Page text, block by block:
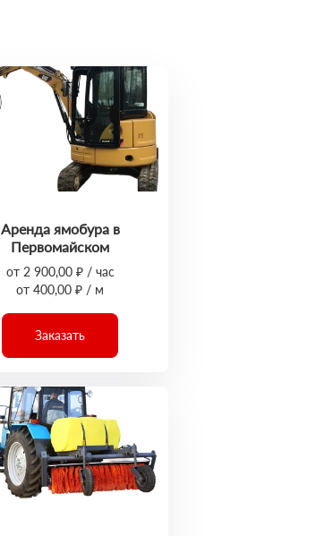
Аренда ямобура в
Первомайском
от 2 900,00 ₽ / час
от 400,00 ₽ / м
Заказать